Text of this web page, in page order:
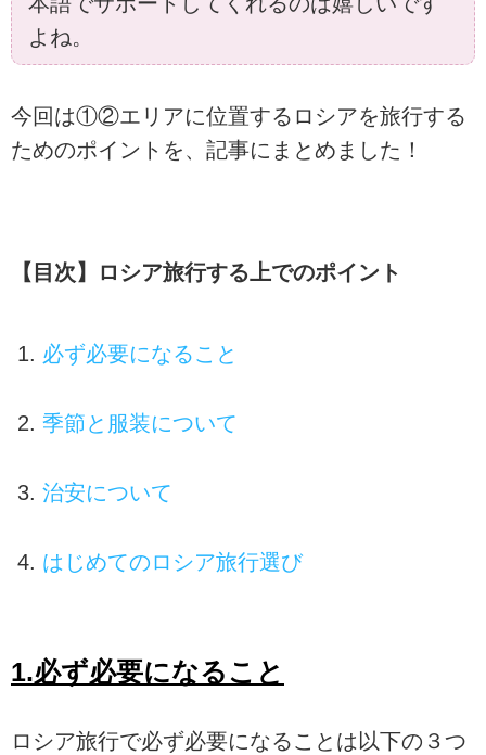
よね。
今回は①②エリアに位置するロシアを旅行する
ためのポイントを、記事にまとめました！
【目次】ロシア旅行する上でのポイント
必ず必要になること
季節と服装について
治安について
はじめてのロシア旅行選び
1.必ず必要になること
ロシア旅行で必ず必要になることは以下の３つ